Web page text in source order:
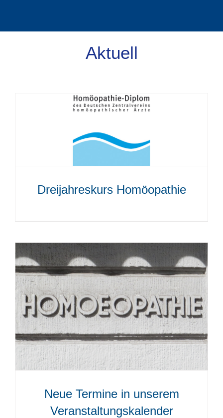
Aktuell
Dreijahreskurs Homöopathie
Neue Termine in unserem
Veranstaltungskalender